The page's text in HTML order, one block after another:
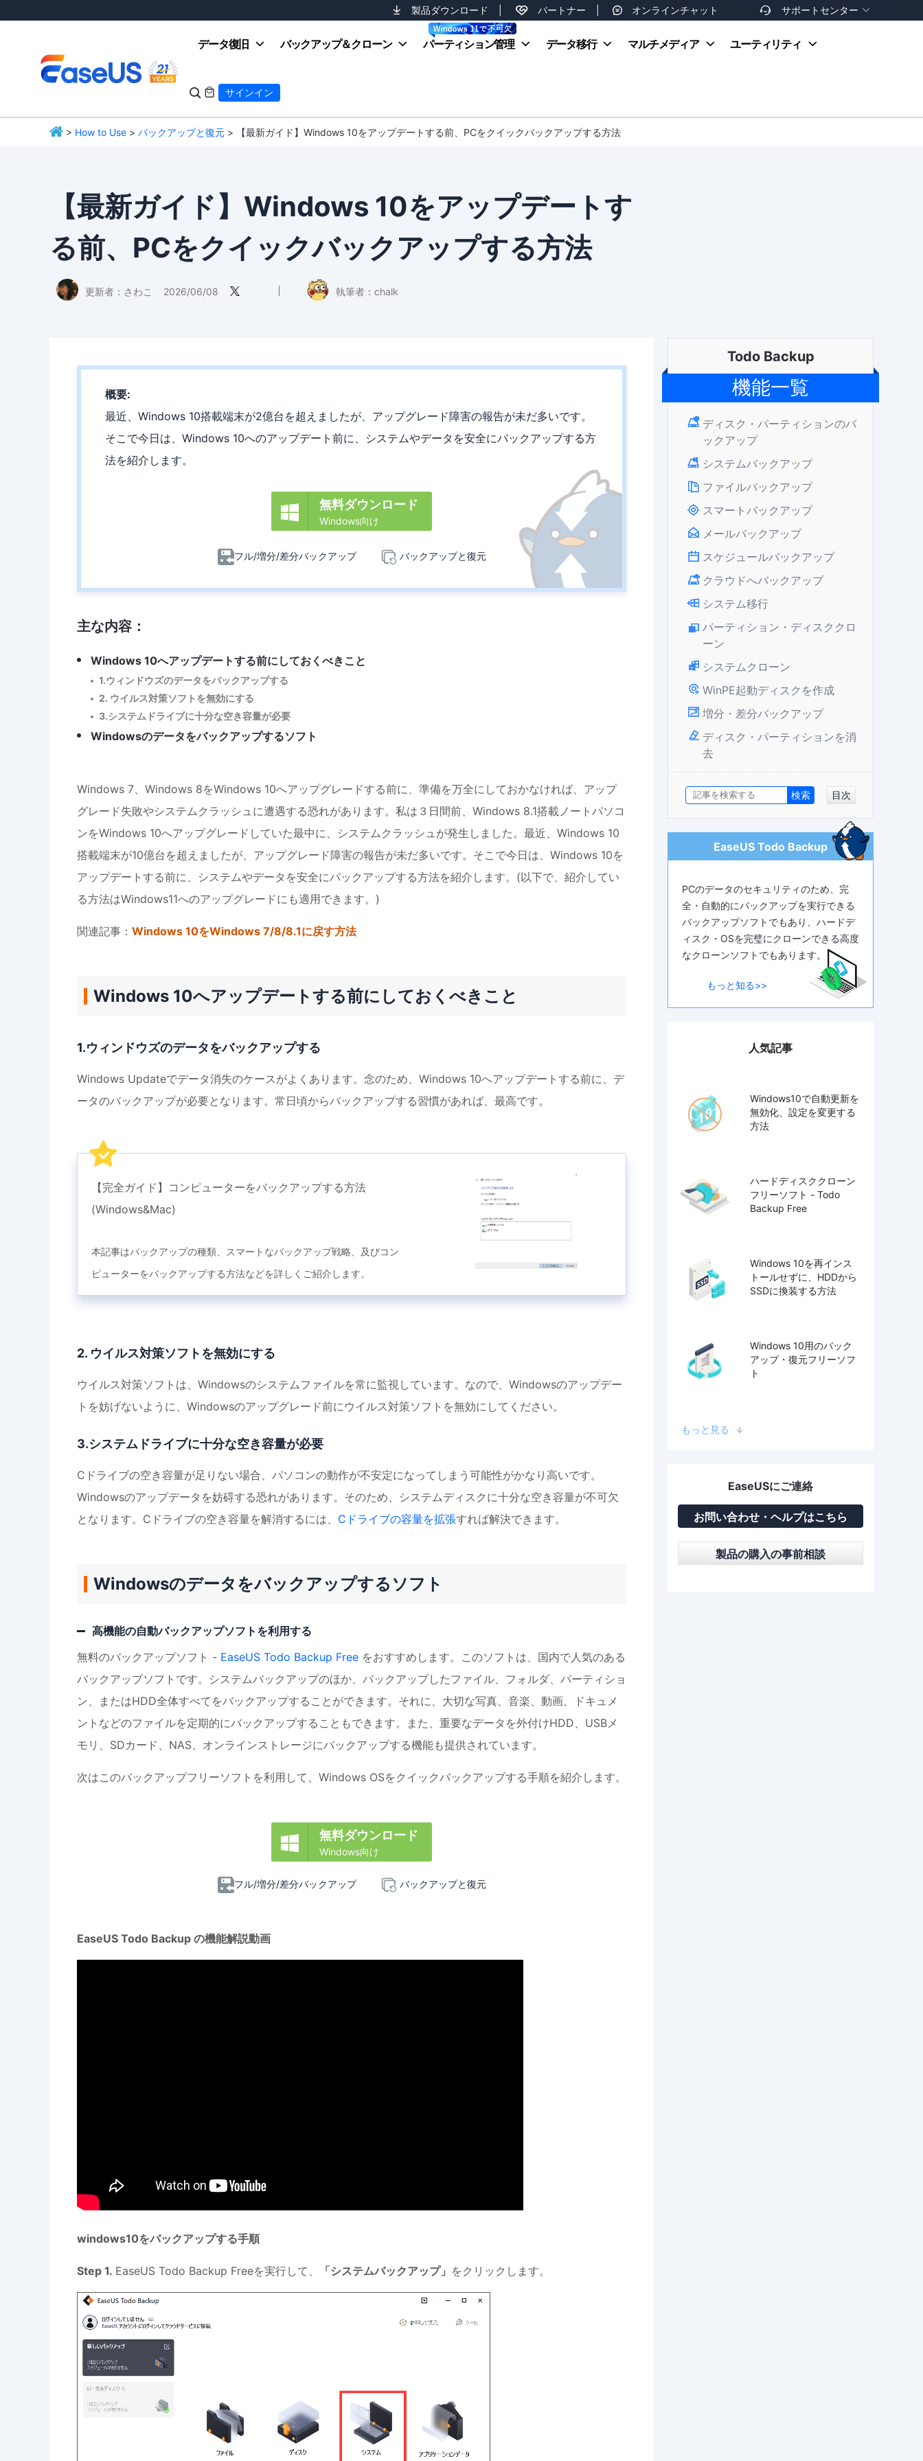
製品ダウンロード パートナー オンラインチャット  サポートセンター 
お支払い方法
データ復旧 バックアップ＆クローン パーティション管理 データ移行 マルチメディア ユーティリティ
  サインイン
> How to Use > バックアップと復元 > 【最新ガイド】Windows 10をアップデートする前、PCをクイックバックアップする方法
【最新ガイド】Windows 10をアップデートす
る前、PCをクイックバックアップする方法
更新者： さわこ 2026/06/08  執筆者： chalk
概要:
最近、Windows 10搭載端末が2億台を超えましたが、アップグレード障害の報告が未だ多いです。
そこで今日は、Windows 10へのアップデート前に、システムやデータを安全にバックアップする方
法を紹介します。
 無料ダウンロード
Windows向け
フル/増分/差分バックアップ バックアップと復元
主な内容：
Windows 10へアップデートする前にしておくべきこと
1.ウィンドウズのデータをバックアップする
2. ウイルス対策ソフトを無効にする
3.システムドライブに十分な空き容量が必要
Windowsのデータをバックアップするソフト
Windows 7、Windows 8をWindows 10へアップグレードする前に、準備を万全にしておかなければ、アップ
グレード失敗やシステムクラッシュに遭遇する恐れがあります。私は３日間前、Windows 8.1搭載ノートパソコ
ンをWindows 10へアップグレードしていた最中に、システムクラッシュが発生しました。最近、Windows 10
搭載端末が10億台を超えましたが、アップグレード障害の報告が未だ多いです。そこで今日は、Windows 10を
アップデートする前に、システムやデータを安全にバックアップする方法を紹介します。(以下で、紹介してい
る方法はWindows11へのアップグレードにも適用できます。)
関連記事： Windows 10をWindows 7/8/8.1に戻す方法
Windows 10へアップデートする前にしておくべきこと
1.ウィンドウズのデータをバックアップする
Windows Updateでデータ消失のケースがよくあります。念のため、Windows 10へアップデートする前に、デ
ータのバックアップが必要となります。常日頃からバックアップする習慣があれば、最高です。
【完全ガイド】コンピューターをバックアップする方法
(Windows&Mac)
本記事はバックアップの種類、スマートなバックアップ戦略、及びコン
ピューターをバックアップする方法などを詳しくご紹介します。
2. ウイルス対策ソフトを無効にする
ウイルス対策ソフトは、Windowsのシステムファイルを常に監視しています。なので、Windowsのアップデー
トを妨げないように、Windowsのアップグレード前にウイルス対策ソフトを無効にしてください。
3.システムドライブに十分な空き容量が必要
Cドライブの空き容量が足りない場合、パソコンの動作が不安定になってしまう可能性がかなり高いです。
Windowsのアップデータを妨碍する恐れがあります。そのため、システムディスクに十分な空き容量が不可欠
となります。Cドライブの空き容量を解消するには、 Cドライブの容量を拡張すれば解決できます。
Windowsのデータをバックアップするソフト
高機能の自動バックアップソフトを利用する
無料のバックアップソフト - EaseUS Todo Backup Free をおすすめします。このソフトは、国内で人気のある
バックアップソフトです。システムバックアップのほか、バックアップしたファイル、フォルダ、パーティショ
ン、またはHDD全体すべてをバックアップすることができます。それに、大切な写真、音楽、動画、ドキュメ
ントなどのファイルを定期的にバックアップすることもできます。また、重要なデータを外付けHDD、USBメ
モリ、SDカード、NAS、オンラインストレージにバックアップする機能も提供されています。
次はこのバックアップフリーソフトを利用して、Windows OSをクイックバックアップする手順を紹介します。
 無料ダウンロード
Windows向け
フル/増分/差分バックアップ バックアップと復元
EaseUS Todo Backup の機能解説動画
windows10をバックアップする手順
Step 1. EaseUS Todo Backup Freeを実行して、 「システムバックアップ」 をクリックします。
Todo Backup
機能一覧
ディスク・パーティションのバ
ックアップ
システムバックアップ
ファイルバックアップ
スマートバックアップ
メールバックアップ
スケジュールバックアップ
クラウドへバックアップ
システム移行
パーティション・ディスククロ
ーン
システムクローン
WinPE起動ディスクを作成
増分・差分バックアップ
ディスク・パーティションを消
去
目次
EaseUS Todo Backup
PCのデータのセキュリティのため、完
全・自動的にバックアップを実行できる
バックアップソフトでもあり、ハードデ
ィスク・OSを完璧にクローンできる高度
なクローンソフトでもあります。
もっと知る>>
人気記事
Windows10で自動更新を
無効化、設定を変更する
方法
ハードディスククローン
フリーソフト - Todo
Backup Free
Windows 10を再インス
トールせずに、HDDから
SSDに換装する方法
Windows 10用のバック
アップ・復元フリーソフ
ト
もっと見る
EaseUSにご連絡
お問い合わせ・ヘルプはこちら
製品の購入の事前相談